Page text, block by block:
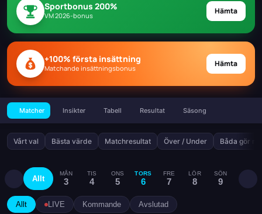
Sportbonus 200%
VM 2026-bonus Hämta
+100% första insättning
Matchande insättningsbonus Hämta
Matcher Insikter Tabell Resultat Säsong
Vårt val Bästa värde Matchresultat Över / Under Båda gör
Allt
MÅN
3
TIS
4
ONS
5
TORS
6
FRE
7
LÖR
8
SÖN
9
MÅN
Allt LIVE Kommande Avslutad